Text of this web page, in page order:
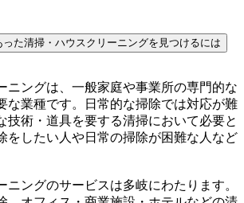
った清掃・ハウスクリーニングを見つけるには
ニングは、一般家庭や事業所の専門的な
な業種です。日常的な掃除では対応が難
技術・道具を要する清掃において必要と
をしたい人や日常の掃除が困難な人など
ニングのサービスは多岐にわたります。